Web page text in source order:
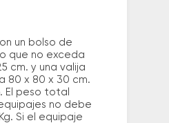
un bolso de
que no exceda
cm. y una valija
80 x 80 x 30 cm.
El peso total
no debe
Si el equipaje